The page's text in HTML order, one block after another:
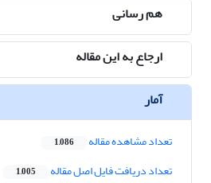
هم رسانی
ارجاع به این مقاله
آمار
تعداد مشاهده مقاله 1,086
تعداد دریافت فایل اصل مقاله 1,005